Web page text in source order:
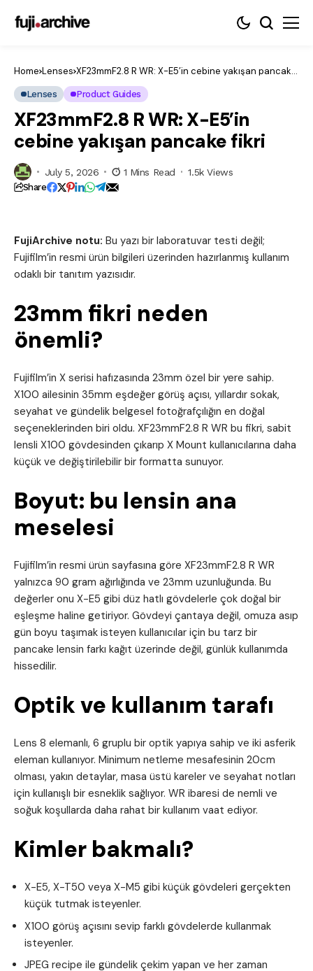
Home Lenses XF23mmF2.8 R WR: X-E5’in cebine yakışan pancake
Lenses Product Guides
XF23mmF2.8 R WR: X-E5’in
cebine yakışan pancake fikri
July 5, 2026 1 Mins Read 1.5k Views
Share
FujiArchive notu: Bu yazı bir laboratuvar testi değil;
Fujifilm’in resmi ürün bilgileri üzerinden hazırlanmış kullanım
odaklı bir tanıtım yazısıdır.
23mm fikri neden
önemli?
Fujifilm’in X serisi hafızasında 23mm özel bir yere sahip.
X100 ailesinin 35mm eşdeğer görüş açısı, yıllardır sokak,
seyahat ve gündelik belgesel fotoğrafçılığın en doğal
seçeneklerinden biri oldu. XF23mmF2.8 R WR bu fikri, sabit
lensli X100 gövdesinden çıkarıp X Mount kullanıcılarına daha
küçük ve değiştirilebilir bir formatta sunuyor.
Boyut: bu lensin ana
meselesi
Fujifilm’in resmi ürün sayfasına göre XF23mmF2.8 R WR
yalnızca 90 gram ağırlığında ve 23mm uzunluğunda. Bu
değerler onu X-E5 gibi düz hatlı gövdelerle çok doğal bir
eşleşme haline getiriyor. Gövdeyi çantaya değil, omuza asıp
gün boyu taşımak isteyen kullanıcılar için bu tarz bir
pancake lensin farkı kağıt üzerinde değil, günlük kullanımda
hissedilir.
Optik ve kullanım tarafı
Lens 8 elemanlı, 6 gruplu bir optik yapıya sahip ve iki asferik
eleman kullanıyor. Minimum netleme mesafesinin 20cm
olması, yakın detaylar, masa üstü kareler ve seyahat notları
için kullanışlı bir esneklik sağlıyor. WR ibaresi de nemli ve
soğuk koşullarda daha rahat bir kullanım vaat ediyor.
Kimler bakmalı?
X-E5, X-T50 veya X-M5 gibi küçük gövdeleri gerçekten
küçük tutmak isteyenler.
X100 görüş açısını sevip farklı gövdelerde kullanmak
isteyenler.
JPEG recipe ile gündelik çekim yapan ve her zaman